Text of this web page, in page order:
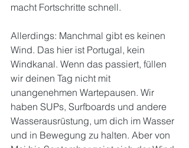
macht Fortschritte schnell.
Allerdings: Manchmal gibt es keinen
Wind. Das hier ist Portugal, kein
Windkanal. Wenn das passiert, füllen
wir deinen Tag nicht mit
unangenehmen Wartepausen. Wir
haben SUPs, Surfboards und andere
Wasserausrüstung, um dich im Wasser
und in Bewegung zu halten. Aber von